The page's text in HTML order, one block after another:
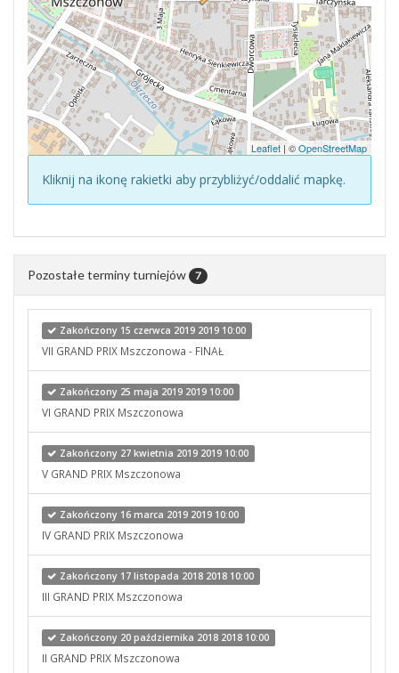
Leaflet | ©OpenStreetMap
Kliknij na ikonę rakietki aby przybliżyć/oddalić mapkę.
Pozostałe terminy turniejów 7
Zakończony 15 czerwca 2019 2019 10:00
VII GRAND PRIX Mszczonowa - FINAŁ
Zakończony 25 maja 2019 2019 10:00
VI GRAND PRIX Mszczonowa
Zakończony 27 kwietnia 2019 2019 10:00
V GRAND PRIX Mszczonowa
Zakończony 16 marca 2019 2019 10:00
IV GRAND PRIX Mszczonowa
Zakończony 17 listopada 2018 2018 10:00
III GRAND PRIX Mszczonowa
Zakończony 20 października 2018 2018 10:00
II GRAND PRIX Mszczonowa